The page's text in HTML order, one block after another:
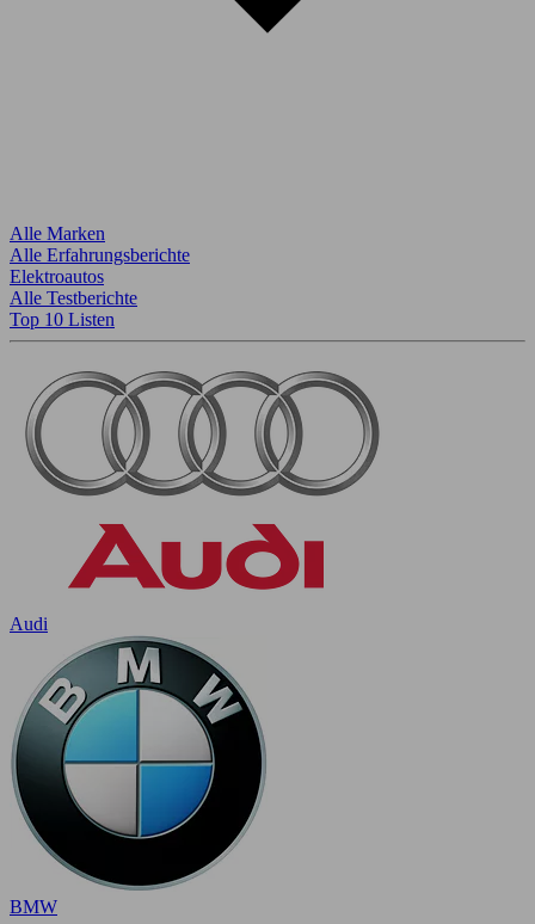
Alle Marken
Alle Erfahrungsberichte
Elektroautos
Alle Testberichte
Top 10 Listen
Audi
BMW